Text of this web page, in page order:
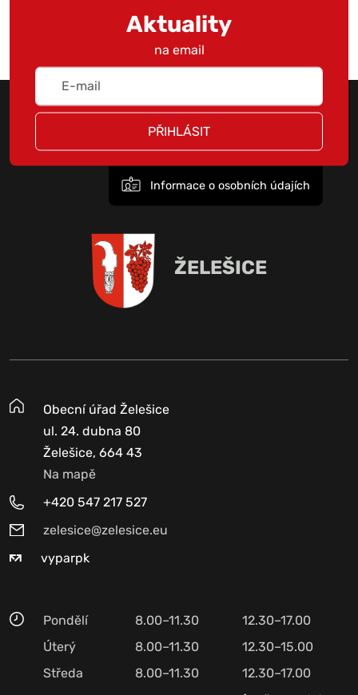
Aktuality
na email
PŘIHLÁSIT
Informace o osobních údajích
ŽELEŠICE
Obecní úřad Želešice
ul. 24. dubna 80
Želešice, 664 43
Na mapě
+420 547 217 527
zelesice@zelesice.eu
vyparpk
Pondělí 8.00–11.30
12.30–17.00
Úterý
8.00–11.30
12.30–15.00
Středa
8.00–11.30
12.30–17.00